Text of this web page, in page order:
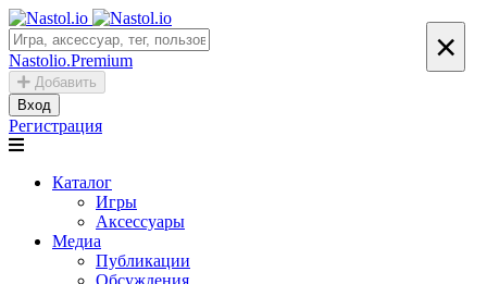
Nastolio.Premium
Добавить
Вход
Регистрация
Каталог
Игры
Аксессуары
Медиа
Публикации
Обсуждения
×